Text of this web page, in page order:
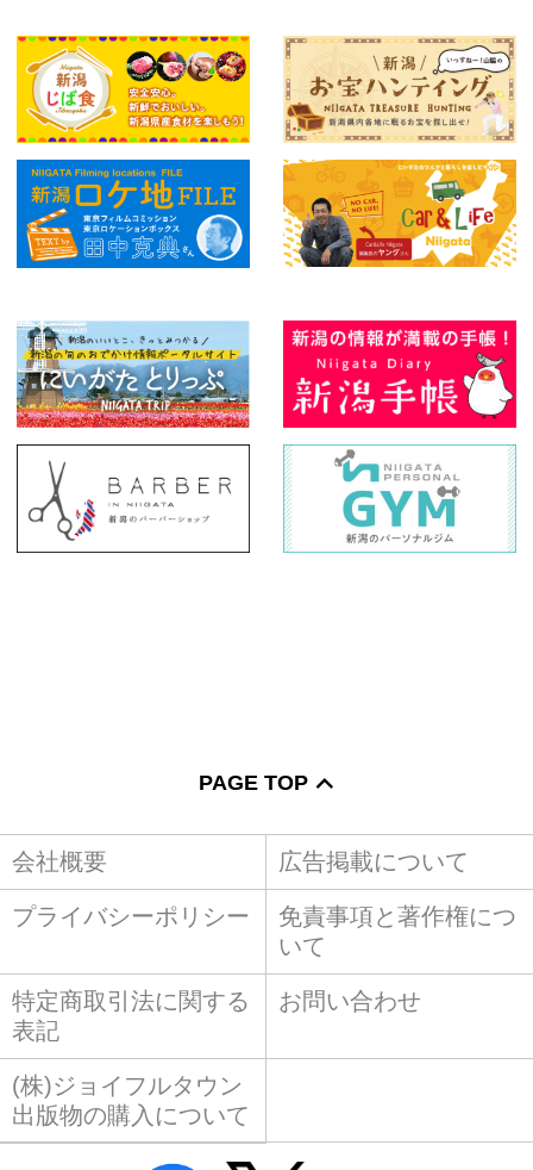
PAGE TOP
会社概要 広告掲載について
プライバシーポリシー
免責事項と著作権につ
いて
特定商取引法に関する
表記
お問い合わせ
(株)ジョイフルタウン
出版物の購入について